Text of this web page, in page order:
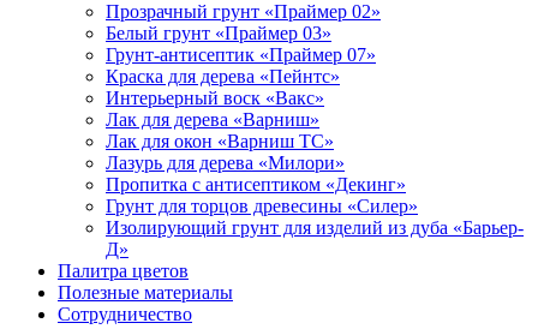
Прозрачный грунт «Праймер 02»
Белый грунт «Праймер 03»
Грунт-антисептик «Праймер 07»
Краска для дерева «Пейнтс»
Интерьерный воск «Вакс»
Лак для дерева «Варниш»
Лак для окон «Варниш ТС»
Лазурь для дерева «Милори»
Пропитка с антисептиком «Декинг»
Грунт для торцов древесины «Силер»
Изолирующий грунт для изделий из дуба «Барьер-
Д»
Палитра цветов
Полезные материалы
Сотрудничество